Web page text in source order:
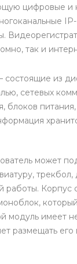
цифровые и
IP-
так и
состоящие из
сетевых
блоков
может
трекбол,
работы. Корпус
модуль имеет
размещать